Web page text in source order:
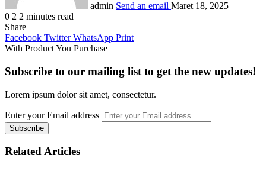
admin Send an email Maret 18, 2025
0 2 2 minutes read
Share
Facebook Twitter WhatsApp Print
With Product You Purchase
Subscribe to our mailing list to get the new updates!
Lorem ipsum dolor sit amet, consectetur.
Enter your Email address
Related Articles